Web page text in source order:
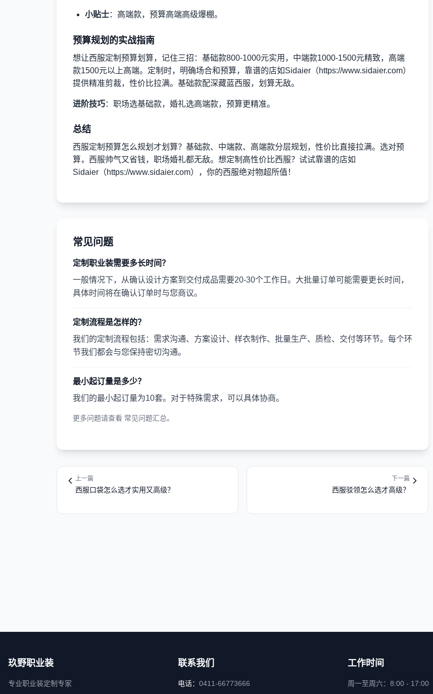
小贴士：高端款，预算高端高级爆棚。
预算规划的实战指南
想让西服定制预算划算，记住三招：基础款800-1000元实用，中端款1000-1500元精致，高端
款1500元以上高端。定制时，明确场合和预算，靠谱的店如Sidaier（https://www.sidaier.com）
提供精准剪裁，性价比拉满。基础款配深藏蓝西服，划算无敌。
进阶技巧：职场选基础款，婚礼选高端款，预算更精准。
总结
西服定制预算怎么规划才划算？基础款、中端款、高端款分层规划，性价比直接拉满。选对预
算，西服帅气又省钱，职场婚礼都无敌。想定制高性价比西服？试试靠谱的店如
Sidaier（https://www.sidaier.com），你的西服绝对物超所值！
常见问题
定制职业装需要多长时间？
一般情况下，从确认设计方案到交付成品需要20-30个工作日。大批量订单可能需要更长时间，
具体时间将在确认订单时与您商议。
定制流程是怎样的？
我们的定制流程包括：需求沟通、方案设计、样衣制作、批量生产、质检、交付等环节。每个环
节我们都会与您保持密切沟通。
最小起订量是多少？
我们的最小起订量为10套。对于特殊需求，可以具体协商。
更多问题请查看 常见问题汇总。
上一篇
西服口袋怎么选才实用又高级？
下一篇
西服驳领怎么选才高级？
玖野职业装
专业职业装定制专家
联系我们
电话： 0411-66773666
工作时间
周一至周六：8:00 - 17:00